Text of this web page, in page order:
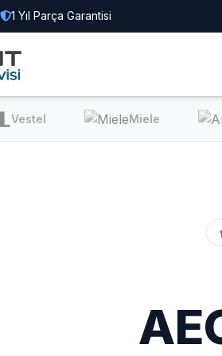
1 Yıl Parça Garantisi
Vestel Miele